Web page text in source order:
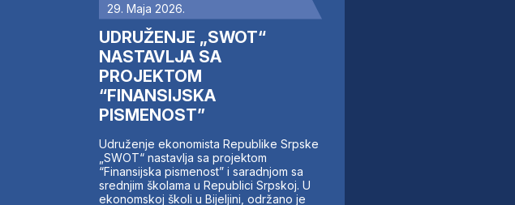
29. Maja 2026.
UDRUŽENJE „SWOT“
NASTAVLJA SA
PROJEKTOM
“FINANSIJSKA
PISMENOST”
Udruženje ekonomista Republike Srpske
„SWOT“ nastavlja sa projektom
“Finansijska pismenost” i saradnjom sa
srednjim školama u Republici Srpskoj. U
ekonomskoj školi u Bijeljini, održano je